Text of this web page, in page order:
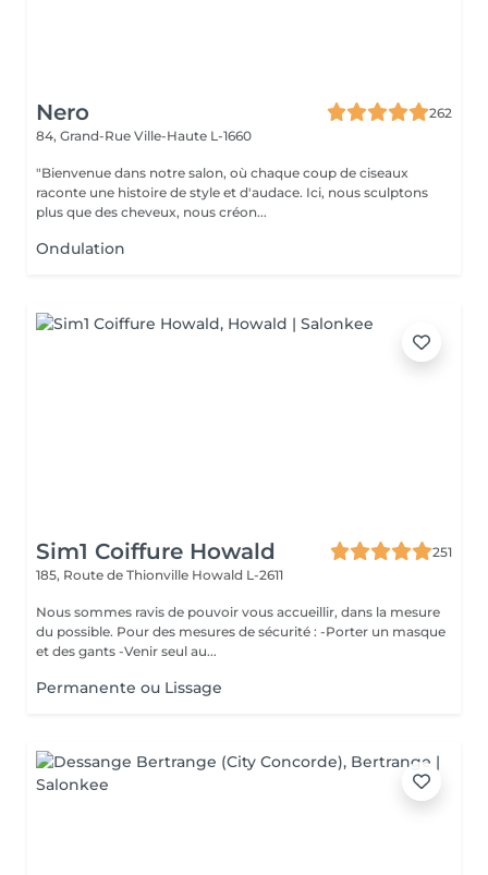
Nero
262
84, Grand-Rue Ville-Haute L-1660
"Bienvenue dans notre salon, où chaque coup de ciseaux
raconte une histoire de style et d'audace. Ici, nous sculptons
plus que des cheveux, nous créon...
Ondulation
Sim1 Coiffure Howald
251
185, Route de Thionville Howald L-2611
Nous sommes ravis de pouvoir vous accueillir, dans la mesure
du possible. Pour des mesures de sécurité : -Porter un masque
et des gants -Venir seul au...
Permanente ou Lissage